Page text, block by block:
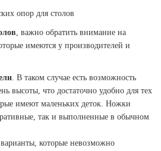
опор для столов
, важно обратить внимание на
имеются у производителей и
. В таком случае есть возможность
высоты, что достаточно удобно для тех
имеют маленьких деток. Ножки
так и выполненные в обычном
которые невозможно